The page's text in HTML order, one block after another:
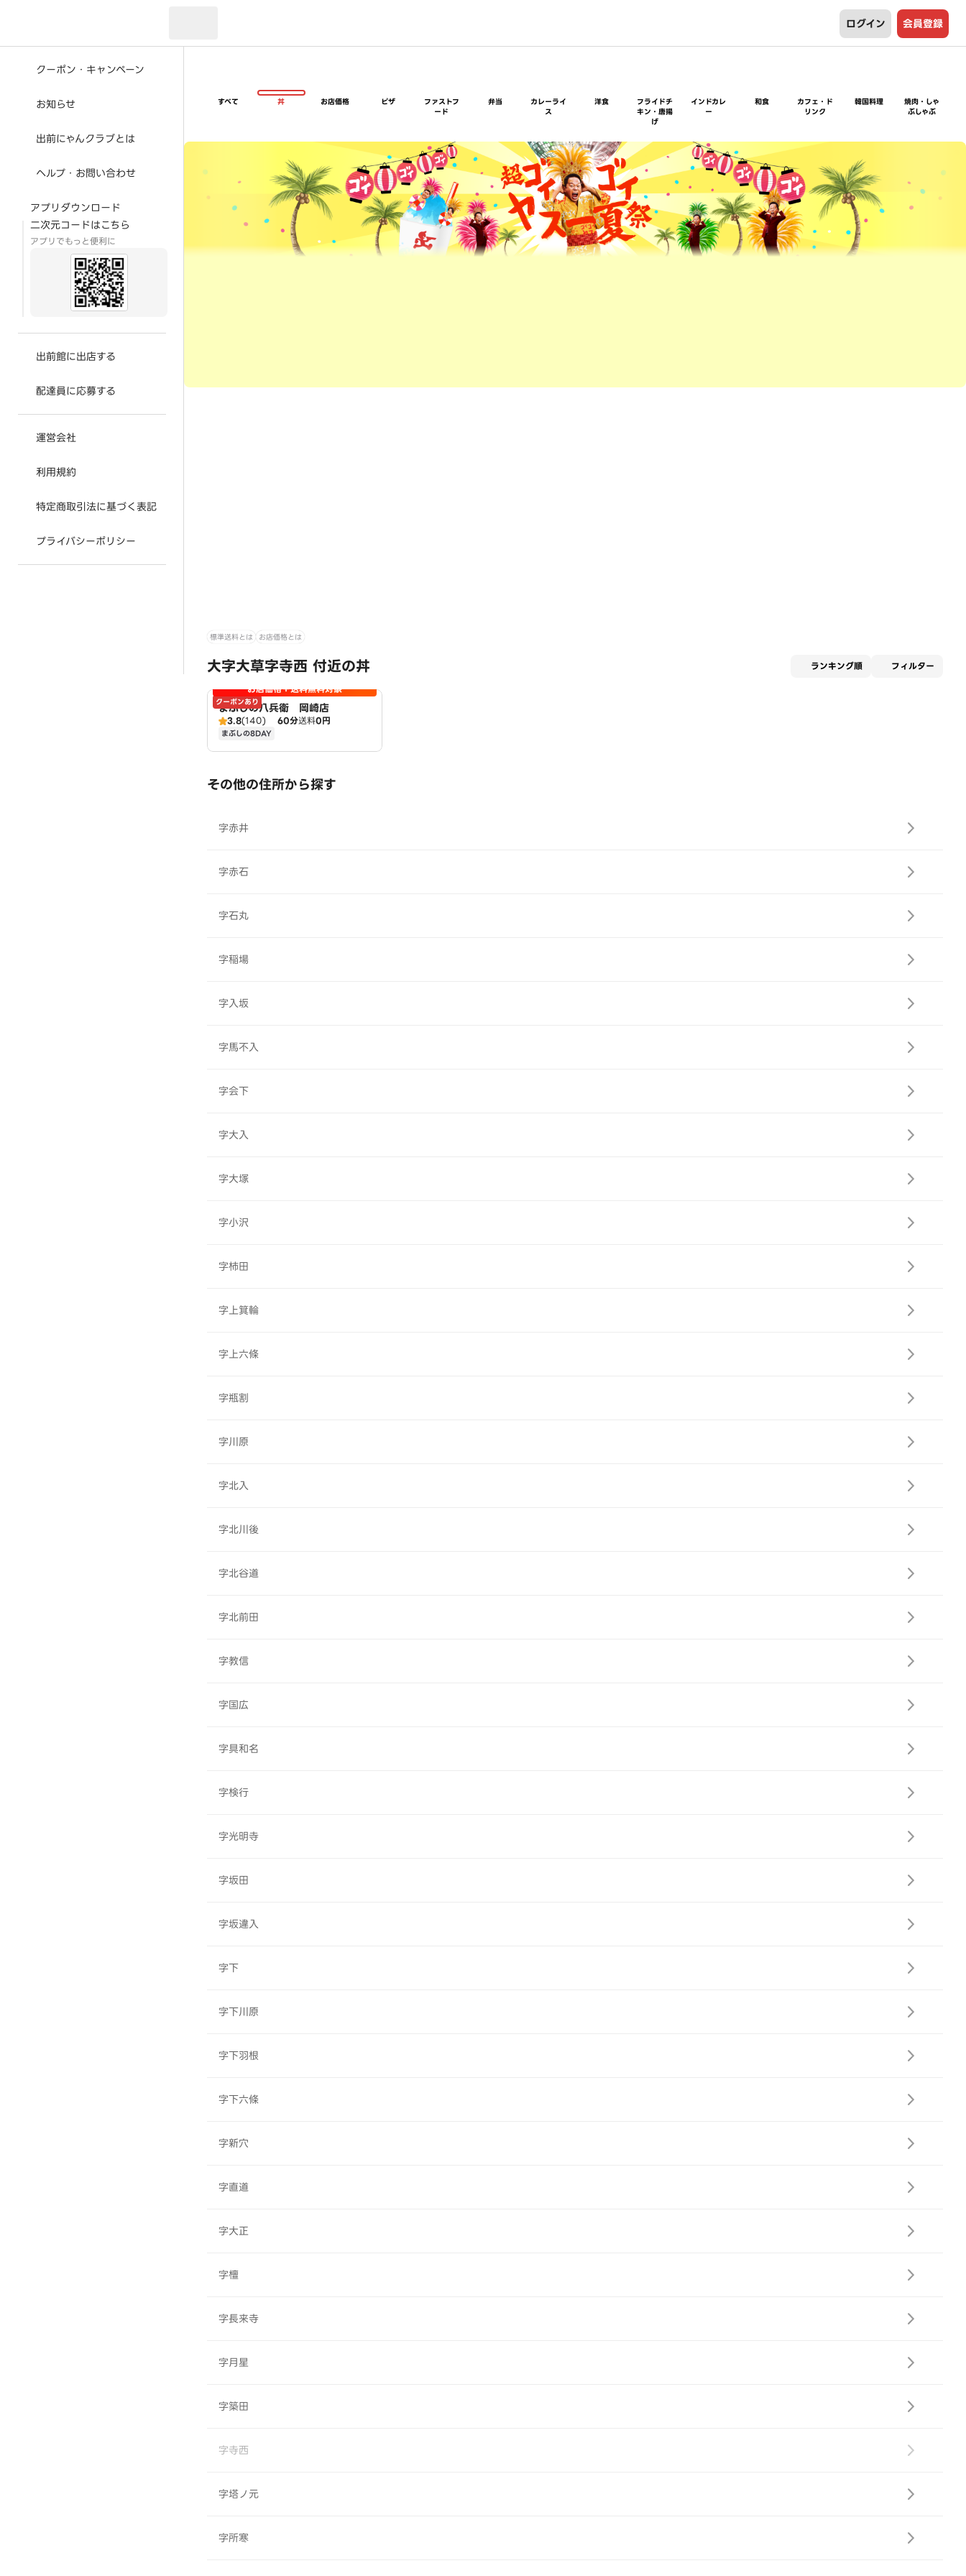
ログイン 会員登録
クーポン・キャンペーン
お知らせ
出前にゃんクラブとは
ヘルプ・お問い合わせ
アプリダウンロード
二次元コードはこちら
アプリでもっと便利に
出前館に出店する
配達員に応募する
運営会社
利用規約
特定商取引法に基づく表記
プライバシーポリシー
すべて 丼 お店価格 ピザ
ファストフ
ード
弁当
カレーライ
ス
洋食
フライドチ
キン・唐揚
げ
インドカレ
ー
和食
カフェ・ド
リンク
韓国料理
焼肉・しゃ
ぶしゃぶ
超ゴイゴイヤスー夏祭
標準送料とは お店価格とは
大字大草字寺西 付近の丼 ランキング順 フィルター
クーポンあり
お店価格＋送料無料対象
まぶしの八兵衛 岡崎店
3.8(140) 60分送料0円
まぶしの8DAY
その他の住所から探す
字赤井
字赤石
字石丸
字稲場
字入坂
字馬不入
字会下
字大入
字大塚
字小沢
字柿田
字上箕輪
字上六條
字瓶割
字川原
字北入
字北川後
字北谷道
字北前田
字教信
字国広
字具和名
字検行
字光明寺
字坂田
字坂違入
字下
字下川原
字下羽根
字下六條
字新穴
字直道
字大正
字檀
字長来寺
字月星
字築田
字寺西
字塔ノ元
字所寒